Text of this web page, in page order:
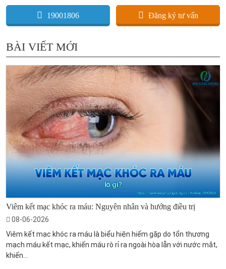
19001806 Đăng ký tư vấn
BÀI VIẾT MỚI
Viêm kết mạc khóc ra máu: Nguyên nhân và hướng điều trị
08-06-2026
Viêm kết mạc khóc ra máu là biểu hiện hiếm gặp do tổn thương
mạch máu kết mạc, khiến máu rò rỉ ra ngoài hòa lẫn với nước mắt,
khiến...